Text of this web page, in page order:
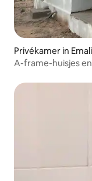
Privékamer in Emali
A-frame-huisjes